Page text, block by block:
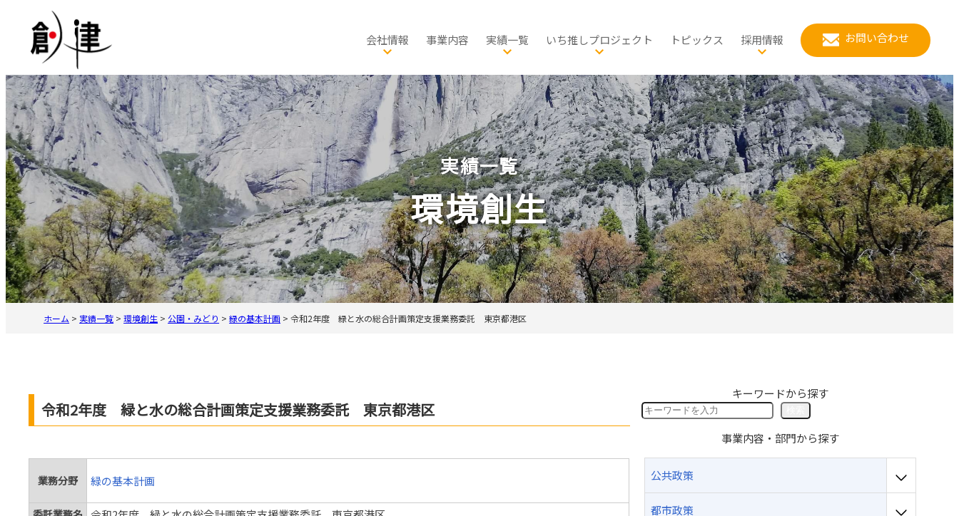
キ
ッ
プ
会社情報
社長メッセージ
品質方針
サスティナビリティ
発表・出版・論文
有資格者一覧
事業所一覧
事業内容 実績一覧
防災・減災
教育・スポーツ・芸術文化
健康・福祉・子ども子育て
文化財活用
都市政策
都市計画
交通・物流
自転車活用
景観・歴史まちづくり
施設マネジメント
環境創生
グリーンインフラ
生物多様性
公園・みどり
環境計画・環境教育
脱炭素社会・エネルギー
地域経済
住宅マネジメント・空き家対策
観光
農林水産業
経済・産業
PPP・PFI
いち推しプロジェクト
健康増進計画
マイ・タイムライン
都市政策
立地適正化計画
自転車活用推進計画・自転車総
合計画
歴史的風致維持向上計画（歴ま
ち計画）
まちなかウォーカブル
環境創生
グリーンインフラ推進計画
都市公園の再配置計画
インクルーシブな公園づくり
地域経済
公共用地の民間活力導入検討
トピックス 採用情報
ワークライフバランス
社員の1日の流れ
社員の紹介
入社FAQ／よくある質問
募集案内
応募方法
選考方法
新卒（第二新卒）採用・キャリ
ア採用
インターンについて
お問い合わせ
環境創生
実績一覧
ホーム > 実績一覧 >環境創生 >公園・みどり >緑の基本計画 >令和2年度 緑と水の総合計画策定支援業務委託 東京都港区
令和2年度 緑と水の総合計画策定支援業務委託 東京都港区
業務分野 緑の基本計画
キーワードから探す
索
事業内容・部門から探す
公共政策
都市政策